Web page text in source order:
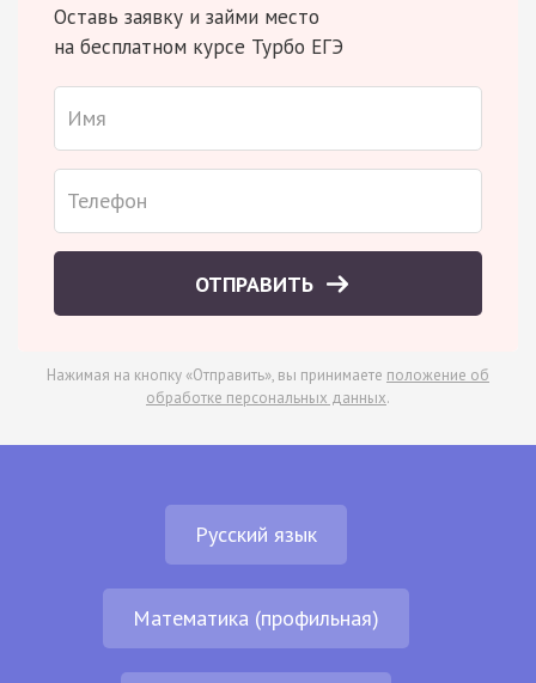
Оставь заявку и займи место
на бесплатном курсе Турбо ЕГЭ
ОТПРАВИТЬ
Нажимая на кнопку «Отправить», вы принимаете положение об
обработке персональных данных.
Русский язык
Математика (профильная)